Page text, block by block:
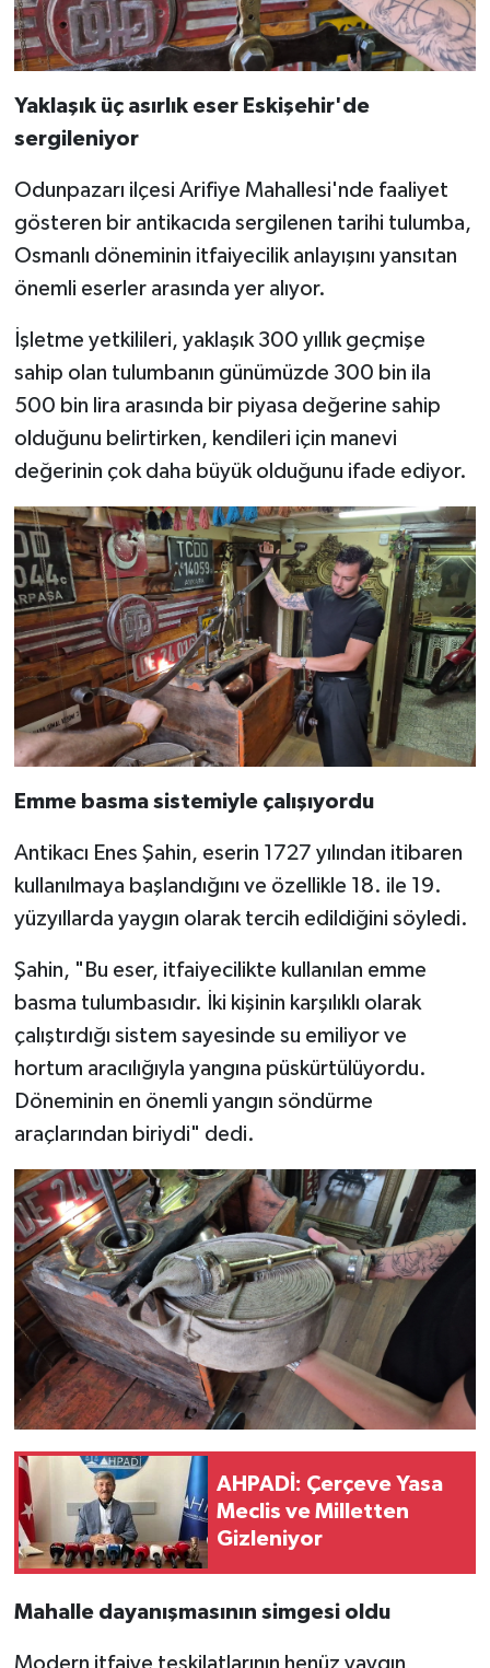
Yaklaşık üç asırlık eser Eskişehir'de
sergileniyor
Odunpazarı ilçesi Arifiye Mahallesi'nde faaliyet
gösteren bir antikacıda sergilenen tarihi tulumba,
Osmanlı döneminin itfaiyecilik anlayışını yansıtan
önemli eserler arasında yer alıyor.
İşletme yetkilileri, yaklaşık 300 yıllık geçmişe
sahip olan tulumbanın günümüzde 300 bin ila
500 bin lira arasında bir piyasa değerine sahip
olduğunu belirtirken, kendileri için manevi
değerinin çok daha büyük olduğunu ifade ediyor.
Emme basma sistemiyle çalışıyordu
Antikacı Enes Şahin, eserin 1727 yılından itibaren
kullanılmaya başlandığını ve özellikle 18. ile 19.
yüzyıllarda yaygın olarak tercih edildiğini söyledi.
Şahin, "Bu eser, itfaiyecilikte kullanılan emme
basma tulumbasıdır. İki kişinin karşılıklı olarak
çalıştırdığı sistem sayesinde su emiliyor ve
hortum aracılığıyla yangına püskürtülüyordu.
Döneminin en önemli yangın söndürme
araçlarından biriydi" dedi.
AHPADİ: Çerçeve Yasa
Meclis ve Milletten
Gizleniyor
Mahalle dayanışmasının simgesi oldu
Modern itfaiye teşkilatlarının henüz yaygın